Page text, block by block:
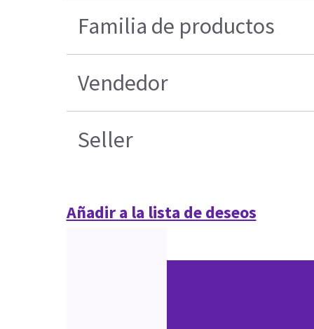
Familia de productos
Vendedor
Seller
Añadir a la lista de deseos